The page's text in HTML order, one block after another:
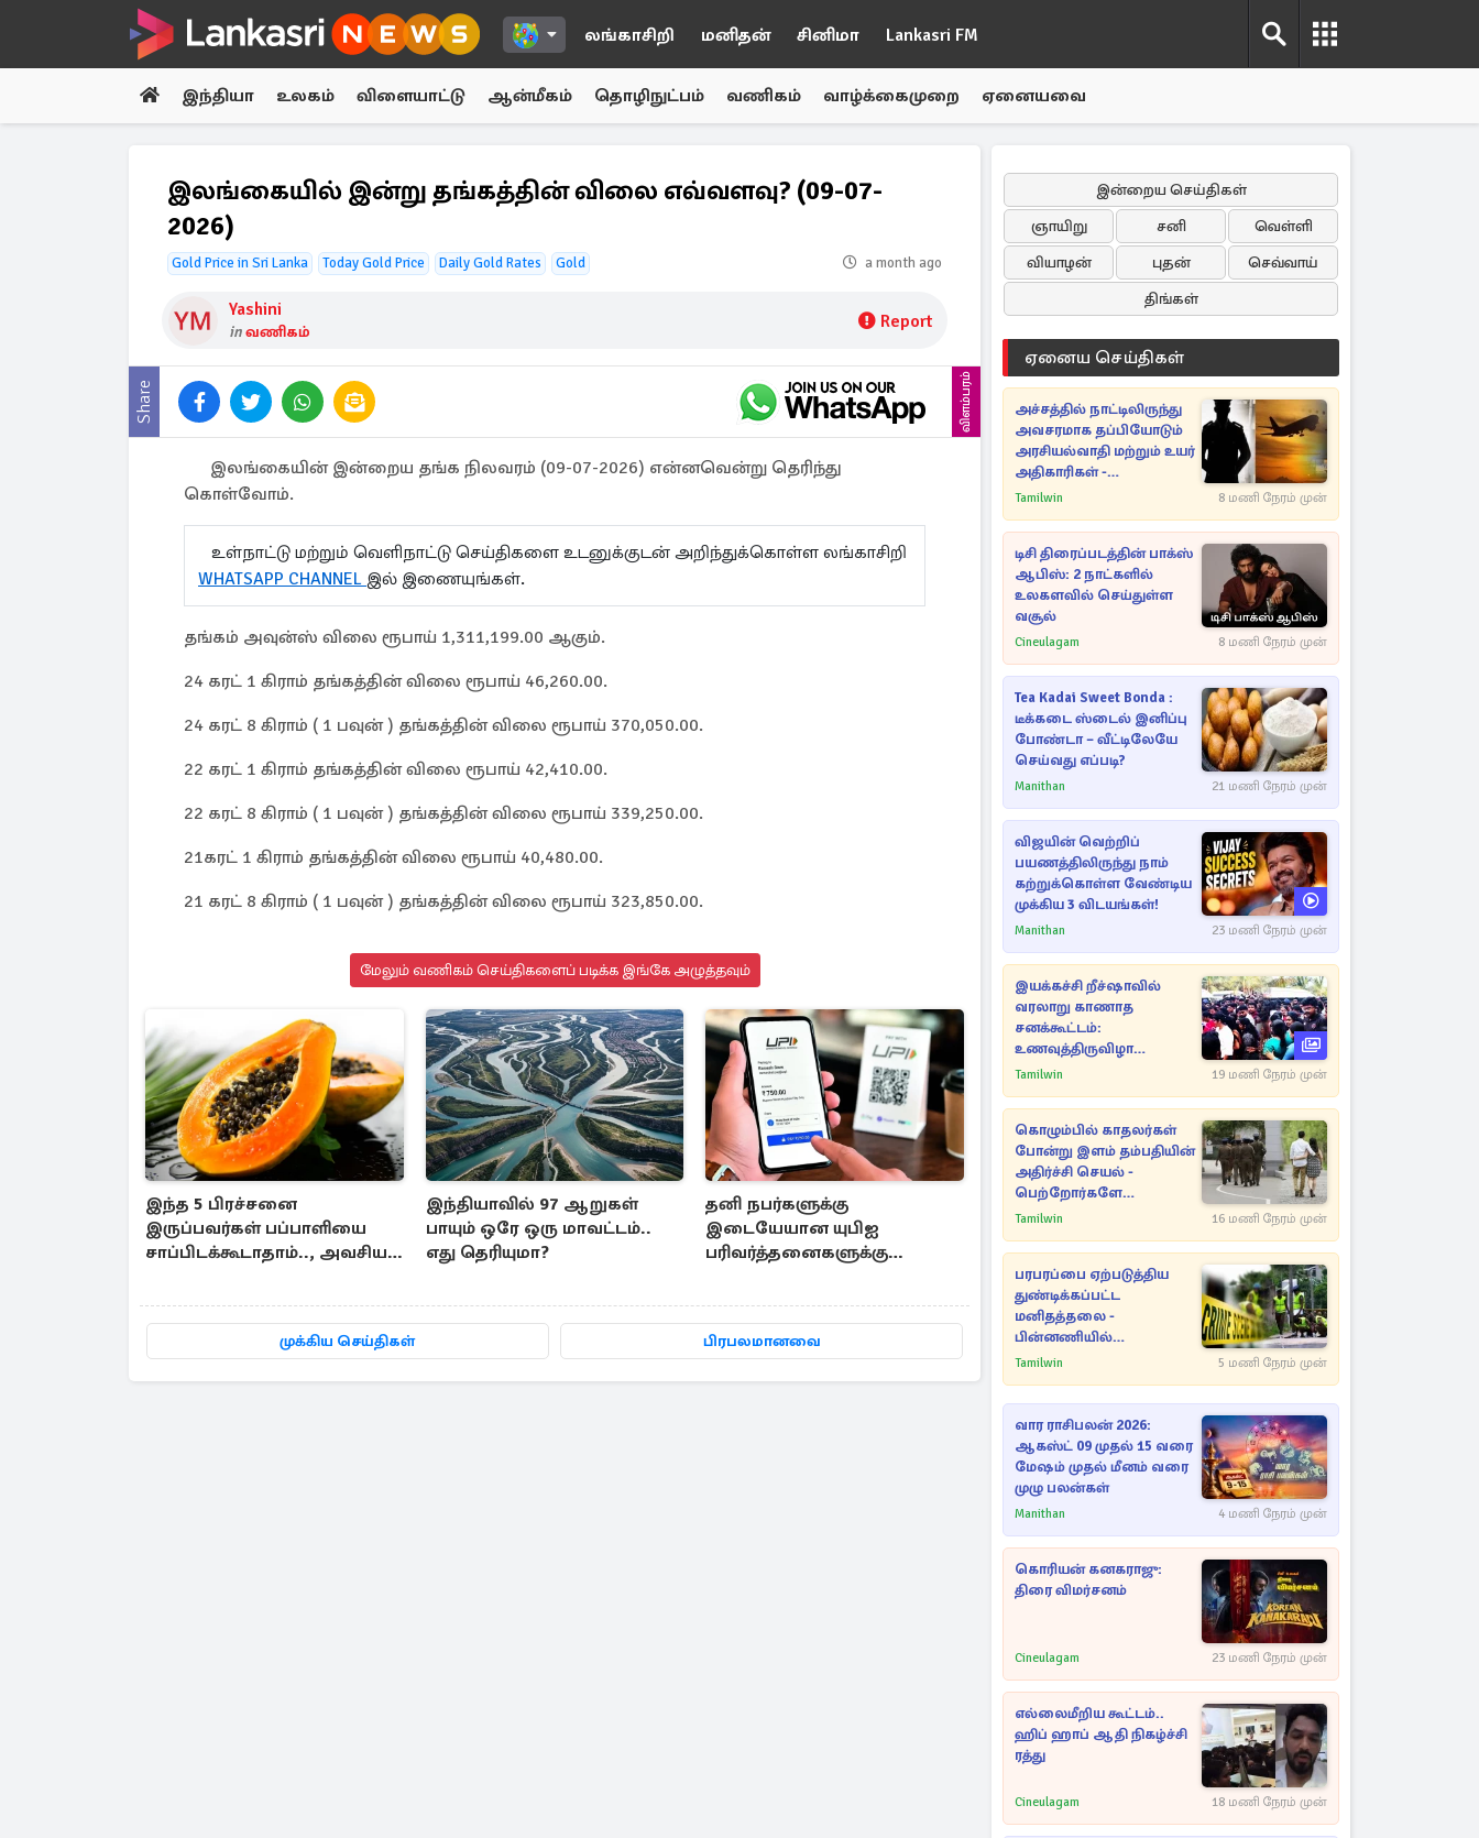
லங்காசிறி மனிதன் சினிமா Lankasri FM
இந்தியா உலகம் விளையாட்டு ஆன்மீகம் தொழிநுட்பம் வணிகம் வாழ்க்கைமுறை ஏனையவை
இலங்கையில் இன்று தங்கத்தின் விலை எவ்வளவு? (09-07-
2026)
Gold Price in Sri Lanka Today Gold Price Daily Gold Rates Gold a month ago
Yashini
inவணிகம் Report
Share விளம்பரம்
இலங்கையின் இன்றைய தங்க நிலவரம் (09-07-2026) என்னவென்று தெரிந்து
கொள்வோம்.
உள்நாட்டு மற்றும் வெளிநாட்டு செய்திகளை உடனுக்குடன் அறிந்துக்கொள்ள லங்காசிறி
WHATSAPP CHANNEL இல் இணையுங்கள்.
தங்கம் அவுன்ஸ் விலை ரூபாய் 1,311,199.00 ஆகும்.
24 கரட் 1 கிராம் தங்கத்தின் விலை ரூபாய் 46,260.00.
24 கரட் 8 கிராம் ( 1 பவுன் ) தங்கத்தின் விலை ரூபாய் 370,050.00.
22 கரட் 1 கிராம் தங்கத்தின் விலை ரூபாய் 42,410.00.
22 கரட் 8 கிராம் ( 1 பவுன் ) தங்கத்தின் விலை ரூபாய் 339,250.00.
21கரட் 1 கிராம் தங்கத்தின் விலை ரூபாய் 40,480.00.
21 கரட் 8 கிராம் ( 1 பவுன் ) தங்கத்தின் விலை ரூபாய் 323,850.00.
மேலும் வணிகம் செய்திகளைப் படிக்க இங்கே அழுத்தவும்
இந்த 5 பிரச்சனை
இருப்பவர்கள் பப்பாளியை
சாப்பிடக்கூடாதாம்.., அவசியம்
இந்தியாவில் 97 ஆறுகள்
பாயும் ஒரே ஒரு மாவட்டம்..
எது தெரியுமா?
தனி நபர்களுக்கு
இடையேயான யுபிஐ
பரிவர்த்தனைகளுக்கு
முக்கிய செய்திகள் பிரபலமானவை
இன்றைய செய்திகள்
ஞாயிறு
சனி
வெள்ளி
வியாழன்
புதன்
செவ்வாய்
திங்கள்
ஏனைய செய்திகள்
அச்சத்தில் நாட்டிலிருந்து
அவசரமாக தப்பியோடும்
அரசியல்வாதி மற்றும் உயர்
அதிகாரிகள் -
ஆதாரங்களுடன்
புலனாய்வாளர்கள்
Tamilwin 8 மணி நேரம் முன்
டிசி திரைப்படத்தின் பாக்ஸ்
ஆபிஸ்: 2 நாட்களில்
உலகளவில் செய்துள்ள
வசூல்
Cineulagam 8 மணி நேரம் முன்
Tea Kadai Sweet Bonda :
டீக்கடை ஸ்டைல் இனிப்பு
போண்டா – வீட்டிலேயே
செய்வது எப்படி?
Manithan 21 மணி நேரம் முன்
விஜயின் வெற்றிப்
பயணத்திலிருந்து நாம்
கற்றுக்கொள்ள வேண்டிய
முக்கிய 3 விடயங்கள்!
Manithan 23 மணி நேரம் முன்
இயக்கச்சி றீச்ஷாவில்
வரலாறு காணாத
சனக்கூட்டம்:
உணவுத்திருவிழா
இடைநிறுத்தம்
Tamilwin 19 மணி நேரம் முன்
கொழும்பில் காதலர்கள்
போன்று இளம் தம்பதியின்
அதிர்ச்சி செயல் -
பெற்றோர்களே
எச்சரிக்கை
Tamilwin 16 மணி நேரம் முன்
பரபரப்பை ஏற்படுத்திய
துண்டிக்கப்பட்ட
மனிதத்தலை -
பின்னணியில்
மறைந்துள்ள மர்மம்
Tamilwin 5 மணி நேரம் முன்
வார ராசிபலன் 2026:
ஆகஸ்ட் 09 முதல் 15 வரை
மேஷம் முதல் மீனம் வரை
முழு பலன்கள்
Manithan 4 மணி நேரம் முன்
கொரியன் கனகராஜு:
திரை விமர்சனம்
Cineulagam 23 மணி நேரம் முன்
எல்லைமீறிய கூட்டம்..
ஹிப் ஹாப் ஆதி நிகழ்ச்சி
ரத்து
Cineulagam 18 மணி நேரம் முன்